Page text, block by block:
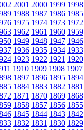
2001 2000 1999 1998
1988 1987 1986 1985
1975 1974 1973 1972
1962 1961 1960 1959
1949 1948 1947 1946
1936 1935 1934 1933
1923 1922 1921 1920
1910 1909 1908 1907
1897 1896 1895 1894
1884 1883 1882 1881
1871 1870 1869 1868
1858 1857 1856 1855
1845 1844 1843 1842
1832 1831 1830 1829